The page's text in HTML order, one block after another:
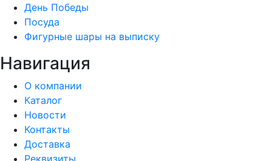
День Победы
Посуда
Фигурные шары на выписку
Навигация
О компании
Каталог
Новости
Контакты
Доставка
Реквизиты